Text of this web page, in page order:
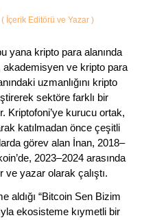
( İçerik Editörü ve Yazar )
yana kripto para alanında
akademisyen ve kripto para
uzmanlığını kripto
sektöre farklı bir
Kriptofoni’ye kurucu ortak,
katılmadan önce çeşitli
görev alan İnan, 2018–
2023–2024 arasında
ve yazar olarak çalıştı.
aldığı “Bitcoin Sen Bizim
ekosisteme kıymetli bir